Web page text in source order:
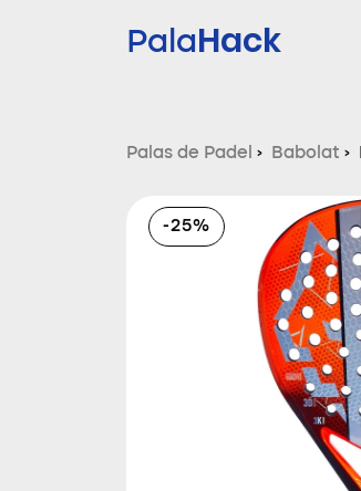
PalaHack
Palas de Padel › Babolat ›
-25%